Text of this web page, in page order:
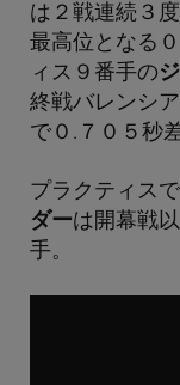
は２戦連続３
最高位となる
ィス９番手の
終戦バレンシ
で０.７０５秒
プラクティス
ダーは開幕戦
手。